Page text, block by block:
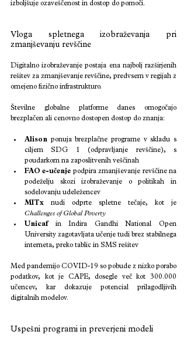
izboljšuje ozaveščenost in dostop do pomoči.
Vloga spletnega izobraževanja pri
zmanjševanju revščine
Digitalno izobraževanje postaja ena najbolj razširjenih
rešitev za zmanjševanje revščine, predvsem v regijah z
omejeno fizično infrastrukturo.
Številne globalne platforme danes omogočajo
brezplačen ali cenovno dostopen dostop do znanja:
Alison ponuja brezplačne programe v skladu s
ciljem SDG 1 (odpravljanje revščine), s
poudarkom na zaposlitvenih veščinah
FAO e-učenje podpira zmanjševanje revščine na
podeželju skozi izobraževanje o politikah in
sodelovanju udeležencev
MITx
Challenges of Global Poverty
Unicaf in Indira Gandhi National Open
University zagotavljata učenje tudi brez stabilnega
interneta, preko tablic in SMS rešitev
Med pandemijo COVID-19 so pobude z nizko porabo
podatkov, kot je CAPE, dosegle več kot 300.000
učencev, kar dokazuje potencial prilagodljivih
digitalnih modelov.
Uspešni programi in preverjeni modeli